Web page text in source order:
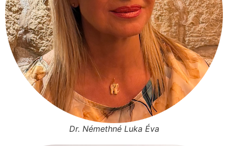
Dr. Némethné Luka Éva